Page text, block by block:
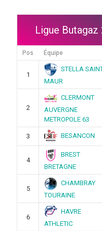
Ligue
Pos Équipe
1
STELLA
MAUR
2
CLERMONT
AUVERGNE
METROPOLE 63
3 BESANCON
4
BREST
BRETAGNE
5
CHAMBRAY
TOURAINE
6
HAVRE
ATHLETIC